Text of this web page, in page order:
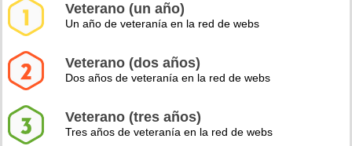
Veterano (un año)
Un año de veteranía en la red de webs
Veterano (dos años)
Dos años de veteranía en la red de webs
Veterano (tres años)
Tres años de veteranía en la red de webs